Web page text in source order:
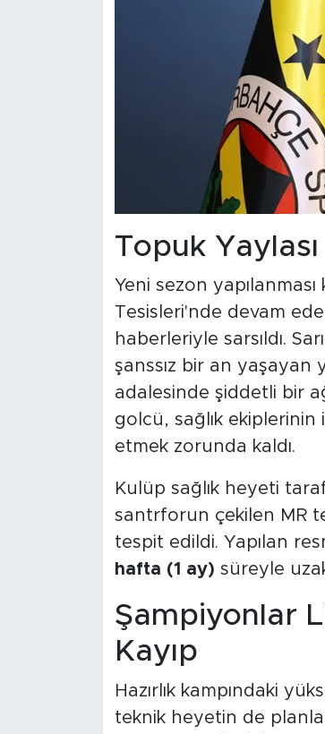
Topuk
Yeni sezon
Tesisleri'nde devam
haberleriyle sarsıldı.
şanssız bir an yaşayan
adalesinde şiddetli bir
golcü, sağlık
etmek zorunda kaldı.
Kulüp sağlık heyeti
santrforun çekilen MR
tespit edildi. Yapılan
hafta (1 ay) süreyle
Şampiyonlar
Kayıp
Hazırlık kampındaki
teknik heyetin de